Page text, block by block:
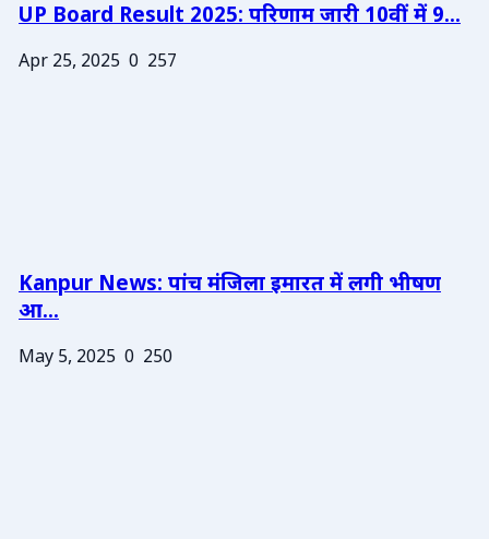
UP Board Result 2025: परिणाम जारी 10वीं में 9...
Apr 25, 2025 0 257
Kanpur News: पांच मंजिला इमारत में लगी भीषण
आ...
May 5, 2025 0 250